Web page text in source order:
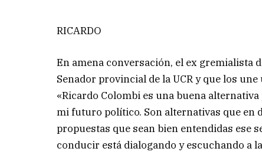
RICARDO
En amena conversación, el ex gremialista
Senador provincial de la UCR y que los
«Ricardo Colombi es una buena
mi futuro político. Son alternativas que en
propuestas que sean bien entendidas ese
conducir está dialogando y escuchando a